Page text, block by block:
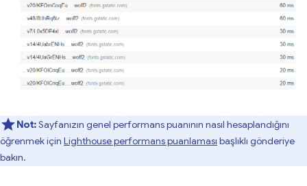
Not:Sayfanızın genel performans puanının nasıl hesaplandığını
öğrenmek için Lighthouse performans puanlaması başlıklı gönderiye
bakın.